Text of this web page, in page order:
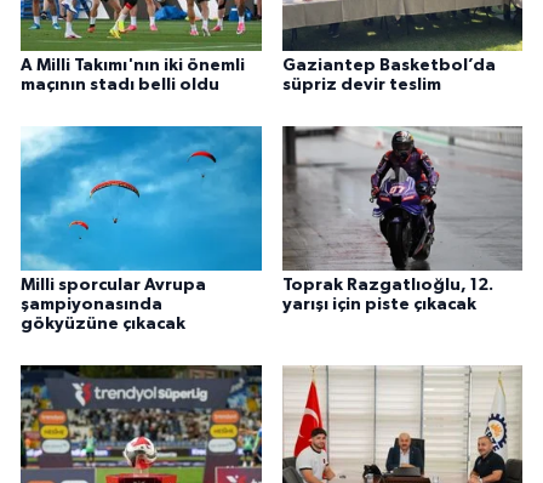
A Milli Takımı'nın iki önemli
maçının stadı belli oldu
Gaziantep Basketbol’da
süpriz devir teslim
Milli sporcular Avrupa
şampiyonasında
gökyüzüne çıkacak
Toprak Razgatlıoğlu, 12.
yarışı için piste çıkacak